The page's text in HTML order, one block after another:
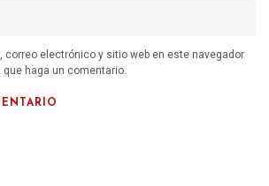
correo electrónico y sitio web en este navegador
que haga un comentario.